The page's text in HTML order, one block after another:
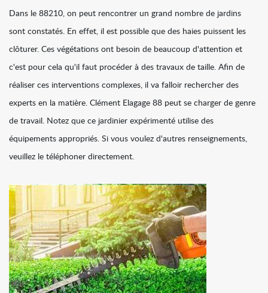
Dans le 88210, on peut rencontrer un grand nombre de jardins
sont constatés. En effet, il est possible que des haies puissent les
clôturer. Ces végétations ont besoin de beaucoup d'attention et
c'est pour cela qu'il faut procéder à des travaux de taille. Afin de
réaliser ces interventions complexes, il va falloir rechercher des
experts en la matière. Clément Elagage 88 peut se charger de genre
de travail. Notez que ce jardinier expérimenté utilise des
équipements appropriés. Si vous voulez d'autres renseignements,
veuillez le téléphoner directement.